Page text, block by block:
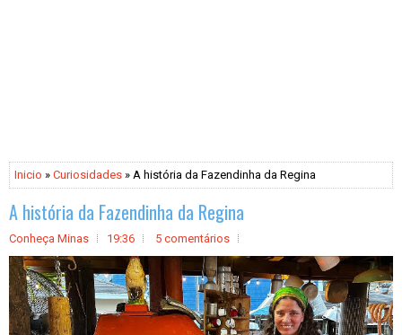
Inicio » Curiosidades » A história da Fazendinha da Regina
A história da Fazendinha da Regina
Conheça Minas 19:36 5 comentários